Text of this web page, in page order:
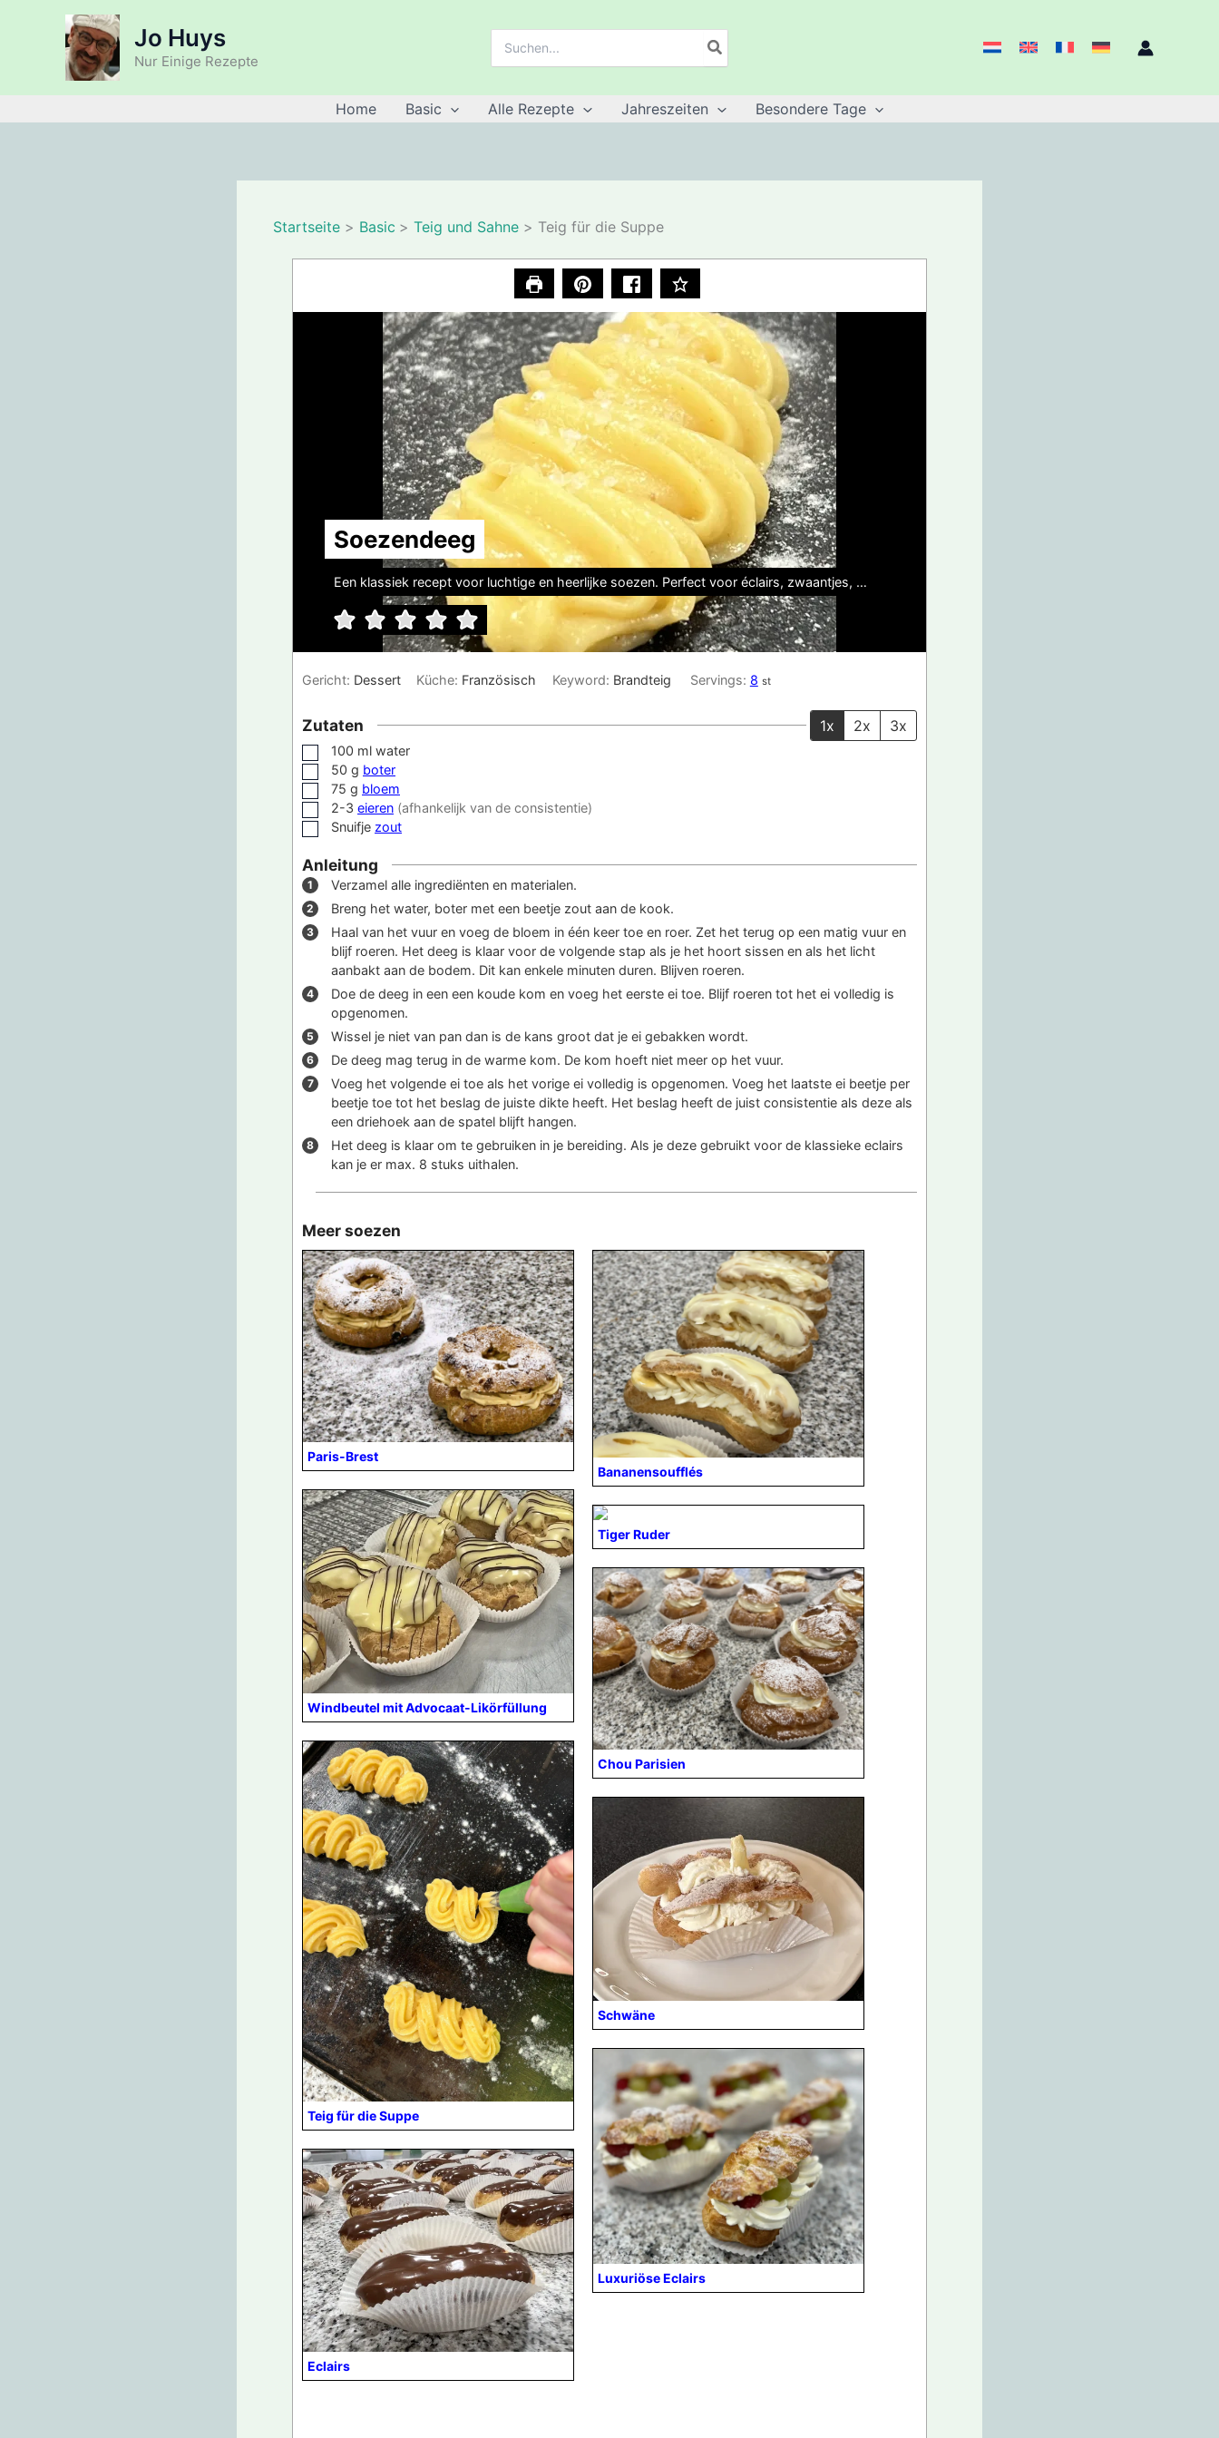
Jo Huys
Nur Einige Rezepte
nach:
Home Basic Alle Rezepte Jahreszeiten Besondere Tage
Startseite Basic Teig und Sahne Teig für die Suppe
Soezendeeg
Een klassiek recept voor luchtige en heerlijke soezen. Perfect voor éclairs, zwaantjes, …
Gericht: Dessert Küche: Französisch Keyword: Brandteig Servings: 8 st
Zutaten 1x 2x 3x
▢100 ml water
▢
50 g boter
▢
75 g bloem
▢
2-3 eieren (afhankelijk van de consistentie)
▢
Snuifje zout
Anleitung
Verzamel alle ingrediënten en materialen.
Breng het water, boter met een beetje zout aan de kook.
Haal van het vuur en voeg de bloem in één keer toe en roer. Zet het terug op een matig vuur en
blijf roeren. Het deeg is klaar voor de volgende stap als je het hoort sissen en als het licht
aanbakt aan de bodem. Dit kan enkele minuten duren. Blijven roeren.
Doe de deeg in een een koude kom en voeg het eerste ei toe. Blijf roeren tot het ei volledig is
opgenomen.
Wissel je niet van pan dan is de kans groot dat je ei gebakken wordt.
De deeg mag terug in de warme kom. De kom hoeft niet meer op het vuur.
Voeg het volgende ei toe als het vorige ei volledig is opgenomen. Voeg het laatste ei beetje per
beetje toe tot het beslag de juiste dikte heeft. Het beslag heeft de juist consistentie als deze als
een driehoek aan de spatel blijft hangen.
Het deeg is klaar om te gebruiken in je bereiding. Als je deze gebruikt voor de klassieke eclairs
kan je er max. 8 stuks uithalen.
Meer soezen
Paris-Brest
Bananensoufflés
Windbeutel mit Advocaat-Likörfüllung
Tiger Ruder
Chou Parisien
Teig für die Suppe
Schwäne
Luxuriöse Eclairs
Eclairs